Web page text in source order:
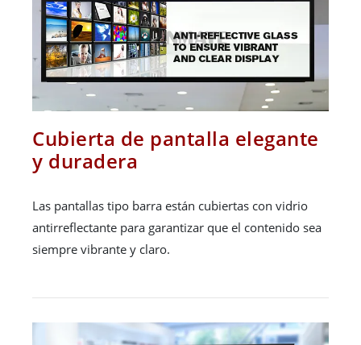
Cubierta de pantalla elegante
y duradera
Las pantallas tipo barra están cubiertas con vidrio
antirreflectante para garantizar que el contenido sea
siempre vibrante y claro.